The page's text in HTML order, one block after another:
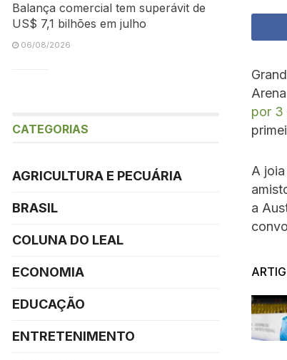
por 3
A
a
Balança comercial tem superávit de
US$ 7,1 bilhões em julho
06/08/2026
CATEGORIAS
AGRICULTURA E PECUÁRIA
BRASIL
COLUNA DO LEAL
ECONOMIA
EDUCAÇÃO
ENTRETENIMENTO